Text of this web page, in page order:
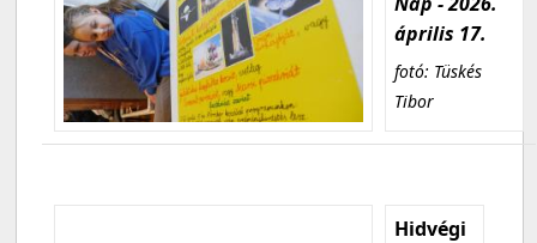
április 17.
fotó: Tüskés
Tibor
Hidvégi